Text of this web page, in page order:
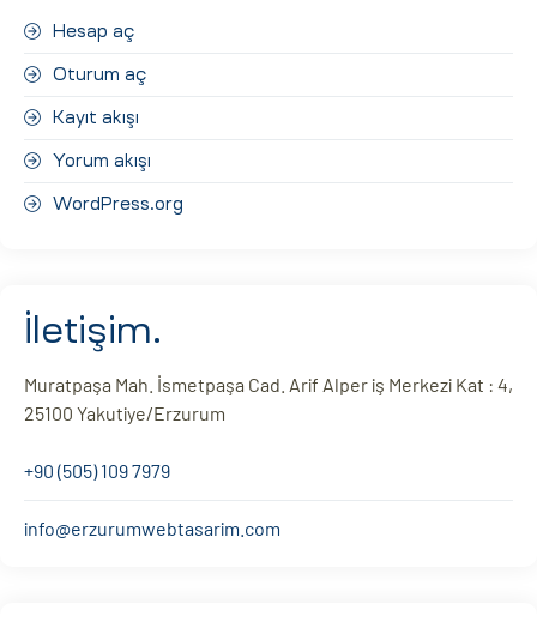
Hesap aç
Oturum aç
Kayıt akışı
Yorum akışı
WordPress.org
İletişim.
Muratpaşa Mah. İsmetpaşa Cad. Arif Alper iş Merkezi Kat : 4,
25100 Yakutiye/Erzurum
+90 (505) 109 7979
info@erzurumwebtasarim.com